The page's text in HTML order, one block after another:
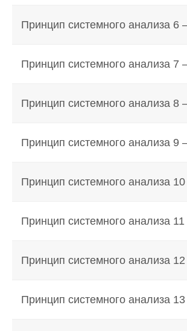
Принцип системного анализа
Принцип системного анализа
Принцип системного анализа
Принцип системного анализа
Принцип системного анализа
Принцип системного анализа
Принцип системного анализа
Принцип системного анализа